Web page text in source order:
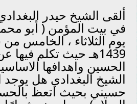
ألقى الشيخ حيدر
في بيت المؤمن ( أبو
يوم الثلاثاء ، الخامس
1439هـ حيث تكلم فيها
الحسين واهدافها
الشيخ البغدادي هل
حسيني بحيث اتعظ